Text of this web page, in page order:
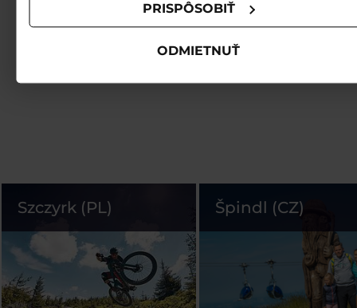
PRISPÔSOBIŤ
ODMIETNUŤ
Szczyrk (PL) Špindl (CZ)